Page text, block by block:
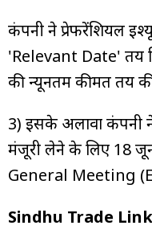
कंपनी ने प्रेफरेंशियल
'Relevant Date' तय
की न्यूनतम कीमत तय
3) इसके अलावा कंपनी ने
मंजूरी लेने के लिए 18
General Meeting
Sindhu Trade